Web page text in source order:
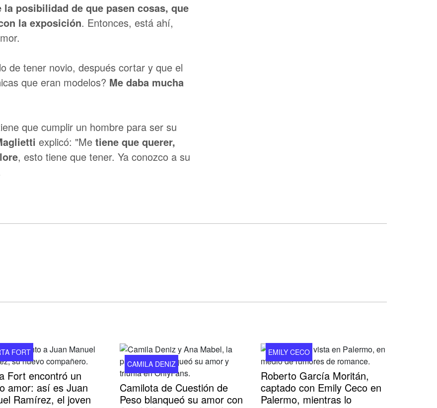
posibilidad de que pasen cosas, que
la exposición. Entonces, está ahí,
de tener novio, después cortar y que el
que eran modelos? Me daba mucha
que cumplir un hombre para ser su
explicó: "Me tiene que querer,
, esto tiene que tener. Ya conozco a su
FORT
Fort encontró un
amor: así es Juan
Ramírez, el joven
CAMILA DENIZ
Camilota de Cuestión de
Peso blanqueó su amor con
EMILY CECO
Roberto García Moritán,
captado con Emily Ceco en
Palermo, mientras lo